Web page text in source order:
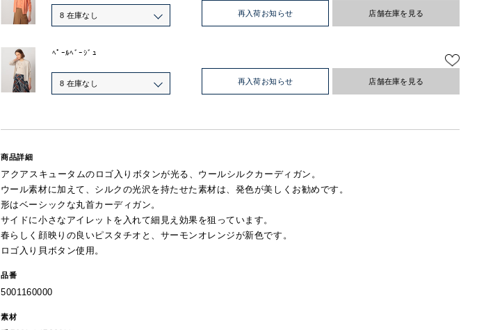
8 在庫なし 再入荷お知らせ 店舗在庫を見る
ﾍﾟｰﾙﾍﾞｰｼﾞｭ
8 在庫なし 再入荷お知らせ 店舗在庫を見る
商品詳細
アクアスキュータムのロゴ入りボタンが光る、ウールシルクカーディガン。
ウール素材に加えて、シルクの光沢を持たせた素材は、発色が美しくお勧めです。
形はベーシックな丸首カーディガン。
サイドに小さなアイレットを入れて細見え効果を狙っています。
春らしく顔映りの良いピスタチオと、サーモンオレンジが新色です。
ロゴ入り貝ボタン使用。
品番
5001160000
素材